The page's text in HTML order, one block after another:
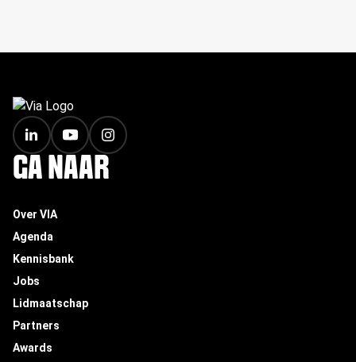
FOOTER
GA NAAR
Over VIA
Agenda
Kennisbank
Jobs
Lidmaatschap
Partners
Awards